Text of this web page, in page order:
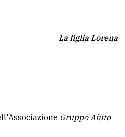
La figlia Lorena
Gruppo Aiuto